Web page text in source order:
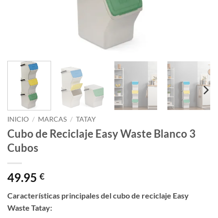
INICIO / MARCAS / TATAY
Cubo de Reciclaje Easy Waste Blanco 3
Cubos
49.95 €
Características principales del cubo de reciclaje Easy
Waste Tatay: